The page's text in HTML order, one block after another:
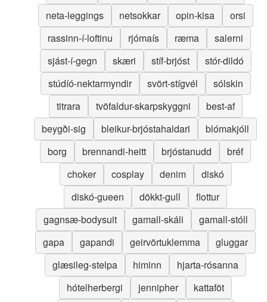
neta-leggings
netsokkar opin-kisa
orsi
rassinn-í-loftinu
rjómaís ræma
salerni
sjást-í-gegn
skæri stíf-brjóst
stór-dildó
stúdíó-nektarmyndir
svört-stígvél
sólskin
titrara
tvöfaldur-skarpskyggni
best-af
beygði-sig
bleikur-brjóstahaldari
blómakjóll
borg
brennandi-heitt brjóstanudd
bréf
choker
cosplay denim
diskó
diskó-gueen
dökkt-gull
flottur
gagnsæ-bodysuit
gamall-skáli
gamall-stóll
gapa
gapandi geirvörtuklemma
gluggar
glæsileg-stelpa
himinn
hjarta-rósanna
hótelherbergi
jennipher
kattaföt